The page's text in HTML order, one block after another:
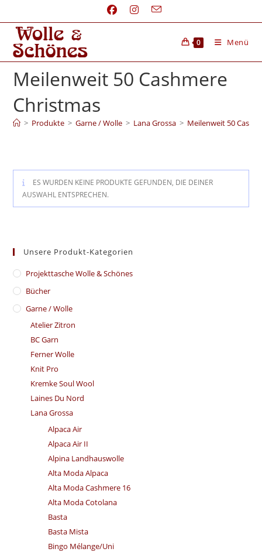
0 Menü
Meilenweit 50 Cashmere
Christmas
> Produkte > Garne / Wolle > Lana Grossa > Meilenweit 50
ES WURDEN KEINE PRODUKTE GEFUNDEN, DIE DEINER
AUSWAHL ENTSPRECHEN.
Unsere Produkt-Kategorien
​Projekttasche Wolle & Schönes
Bücher
Garne / Wolle
Atelier Zitron
BC Garn
Ferner Wolle
Knit Pro
Kremke Soul Wool
Laines Du Nord
Lana Grossa
Alpaca Air
Alpaca Air II
Alpina Landhauswolle
Alta Moda Alpaca
Alta Moda Cashmere 16
Alta Moda Cotolana
Basta
Basta Mista
Bingo Mélange/​Uni